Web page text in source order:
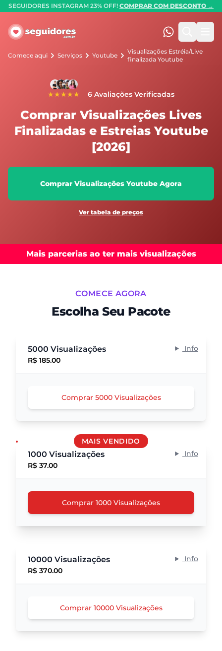
SEGUIDORES INSTAGRAM 23% OFF! COMPRAR COM DESCONTO →
Seguidores.com.br
(47) 99247-
Comece aqui Serviços Youtube
Visualizações Estréia/Live
finalizada Youtube
★★★★★ 6 Avaliações Verificadas
Comprar Visualizações Lives
Finalizadas e Estreias Youtube
[2026]
Comprar Visualizações Youtube Agora
Ver tabela de preços
Mais parcerias ao ter mais visualizações
COMECE AGORA
Escolha Seu Pacote
5000 Visualizações
R$ 185.00
Info
Comprar 5000 Visualizações
MAIS VENDIDO
1000 Visualizações
R$ 37.00
Info
Comprar 1000 Visualizações
10000 Visualizações
R$ 370.00
Info
Comprar 10000 Visualizações